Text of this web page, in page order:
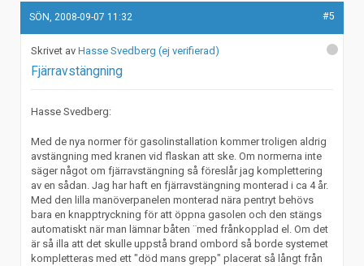
SÖN, 2008-09-07 11:32 #5
Hasse Svedberg (ej verifierad)
Fjärravstängning
Hasse Svedberg:
Med de nya normer för gasolinstallation kommer troligen aldrig
avstängning med kranen vid flaskan att ske. Om normerna inte
säger något om fjärravstängning så föreslår jag komplettering
av en sådan. Jag har haft en fjärravstängning monterad i ca 4 år.
Med den lilla manöverpanelen monterad nära pentryt behövs
bara en knapptryckning för att öppna gasolen och den stängs
automatiskt när man lämnar båten ¨med frånkopplad el. Om det
är så illa att det skulle uppstå brand ombord så borde systemet
kompletteras med ett "död mans grepp" placerat så långt från